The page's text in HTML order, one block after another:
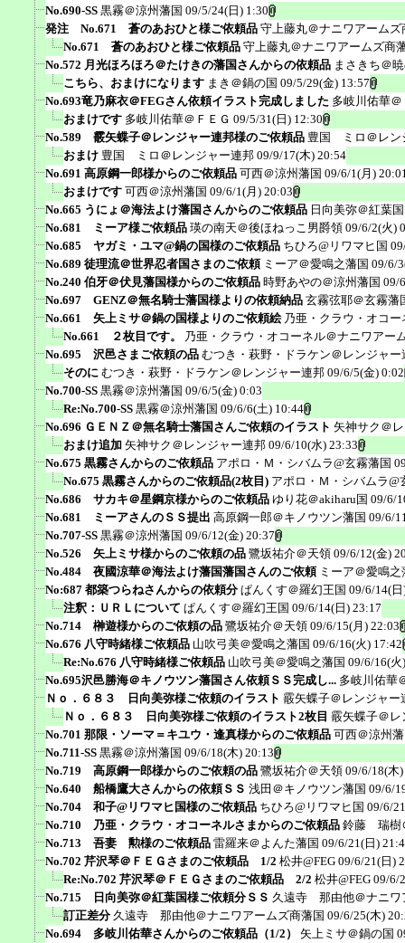
No.690-SS 黒霧＠涼州藩国 09/5/24(日) 1:30
発注 No.671 蒼のあおひと様ご依頼品 守上藤丸＠ナニワアームズ
No.671 蒼のあおひと様ご依頼品 守上藤丸＠ナニワアームズ商
No.572 月光ほろほろ＠たけきの藩国さんからの依頼品 まさきち＠
こちら、おまけになります まき＠鍋の国 09/5/29(金) 13:57
No.693竜乃麻衣＠FEGさん依頼イラスト完成しました 多岐川佑華
おまけです 多岐川佑華＠ＦＥＧ 09/5/31(日) 12:30
No.589 霰矢蝶子＠レンジャー連邦様のご依頼品 豊国 ミロ＠レン
おまけ 豊国 ミロ＠レンジャー連邦 09/9/17(木) 20:54
No.691 高原鋼一郎様からのご依頼品 可西＠涼州藩国 09/6/1(月)
おまけです 可西＠涼州藩国 09/6/1(月) 20:03
No.665 うにょ＠海法よけ藩国さんからのご依頼品 日向美弥＠紅葉国
No.681 ミーア様ご依頼品 瑛の南天＠後ほねっこ男爵領 09/6/2(火)
No.685 ヤガミ・ユマ@鍋の国様のご依頼品 ちひろ@リワマヒ国
No.689 徒理流＠世界忍者国さまのご依頼 ミーア＠愛鳴之藩国 09/6/
No.240 伯牙＠伏見藩国様からのご依頼品 時野あやの＠涼州藩国 09/
No.697 GENZ＠無名騎士藩国様よりの依頼納品 玄霧弦耶＠玄霧藩
No.661 矢上ミサ＠鍋の国様よりのご依頼絵 乃亜・クラウ・オコ
No.661 ２枚目です。
乃亜・クラウ・オコーネル＠ナニワアー
No.695 沢邑さまご依頼の品 むつき・萩野・ドラケン＠レンジャー
そのに むつき・萩野・ドラケン＠レンジャー連邦 09/6/5(金) 0:02
No.700-SS 黒霧＠涼州藩国 09/6/5(金) 0:03
Re:No.700-SS 黒霧＠涼州藩国 09/6/6(土) 10:44
No.696 ＧＥＮＺ＠無名騎士藩国さんご依頼のイラスト 矢神サク＠
おまけ追加 矢神サク＠レンジャー連邦 09/6/10(水) 23:33
No.675 黒霧さんからのご依頼品 アポロ・Ｍ・シバムラ@玄霧藩国
No.675 黒霧さんからのご依頼品(2枚目) アポロ・Ｍ・シバムラ@
No.686 サカキ＠星鋼京様からのご依頼品 ゆり花＠akiharu国 09/6/
No.681 ミーアさんのＳＳ提出 高原鋼一郎＠キノウツン藩国 09/6/
No.707-SS 黒霧＠涼州藩国 09/6/12(金) 20:37
No.526 矢上ミサ様からのご依頼の品 鷺坂祐介＠天領 09/6/12(金)
No.484 夜國涼華＠海法よけ藩国藩国さんのご依頼 ミーア＠愛鳴之
No:687 都築つらねさんからの依頼分 ぱんくす＠羅幻王国 09/6/14(
注釈：ＵＲＬについて ぱんくす＠羅幻王国 09/6/14(日) 23:17
No.714 榊遊様からのご依頼の品 鷺坂祐介＠天領 09/6/15(月) 22:03
No.676 八守時緒様ご依頼品 山吹弓美＠愛鳴之藩国 09/6/16(火) 17:42
Re:No.676 八守時緒様ご依頼品 山吹弓美＠愛鳴之藩国 09/6/16(火
No.695沢邑勝海＠キノウツン藩国さん依頼ＳＳ完成し... 多岐川佑華
Ｎｏ．６８３ 日向美弥様ご依頼のイラスト 霰矢蝶子＠レンジャー
Ｎｏ．６８３ 日向美弥様ご依頼のイラスト2枚目 霰矢蝶子＠レ
No.701 那限・ソーマ＝キユウ・逢真様からのご依頼品 可西＠涼州
No.711-SS 黒霧＠涼州藩国 09/6/18(木) 20:13
No.719 高原鋼一郎様からのご依頼の品 鷺坂祐介＠天領 09/6/18(木
No.640 船橋鷹大さんからの依頼ＳＳ 浅田＠キノウツン藩国 09/6/
No.704 和子@リワマヒ国様のご依頼品 ちひろ@リワマヒ国 09/6/
No.710 乃亜・クラウ・オコーネルさまからのご依頼品 鈴藤 瑞樹
No.713 吾妻 勲様のご依頼品 雷羅来＠よんた藩国 09/6/21(日)
No.702 芹沢琴＠ＦＥＧさまのご依頼品 1/2 松井@FEG 09/6/21(日)
Re:No.702 芹沢琴＠ＦＥＧさまのご依頼品 2/2 松井@FEG 09/6/
No.715 日向美弥＠紅葉国様ご依頼分ＳＳ 久遠寺 那由他＠ナニワ
訂正差分 久遠寺 那由他＠ナニワアームズ商藩国 09/6/25(木)
No.694 多岐川佑華さんからのご依頼品（1/2）
矢上ミサ＠鍋の国